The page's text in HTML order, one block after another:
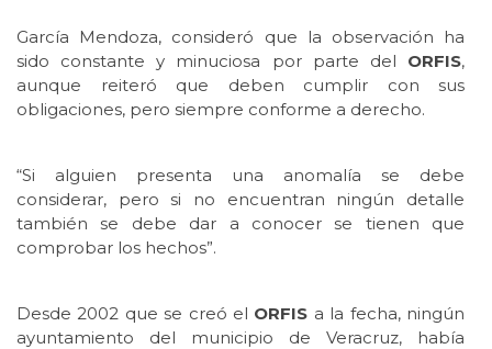
García Mendoza, consideró que la observación ha
sido constante y minuciosa por parte del ORFIS,
aunque reiteró que deben cumplir con sus
obligaciones, pero siempre conforme a derecho.
“Si alguien presenta una anomalía se debe
considerar, pero si no encuentran ningún detalle
también se debe dar a conocer se tienen que
comprobar los hechos”.
Desde 2002 que se creó el ORFIS a la fecha, ningún
ayuntamiento del municipio de Veracruz, había